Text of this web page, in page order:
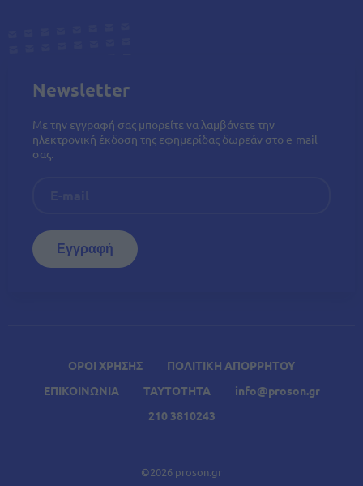
ΟΡΟΙ ΧΡΗΣΗΣ
ΠΟΛΙΤΙΚΗ ΑΠΟΡΡΗΤΟΥ
ΕΠΙΚΟΙΝΩΝΙΑ
ΤΑΥΤΟΤΗΤΑ
info@proson.gr
210 3810243
©2026 proson.gr
Newsletter
Με την εγγραφή σας μπορείτε να λαμβάνετε την
ηλεκτρονική έκδοση της εφημερίδας δωρεάν στο e-mail
σας.